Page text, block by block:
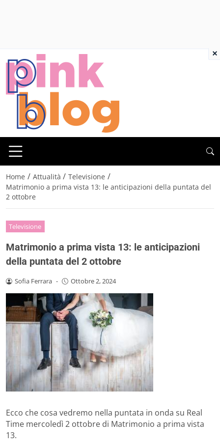
Home / Attualità / Televisione /
Matrimonio a prima vista 13: le anticipazioni della puntata del
2 ottobre
Televisione
Matrimonio a prima vista 13: le anticipazioni
della puntata del 2 ottobre
Sofia Ferrara - Ottobre 2, 2024
Ecco che cosa vedremo nella puntata in onda su Real
Time mercoledì 2 ottobre di Matrimonio a prima vista
13.
×